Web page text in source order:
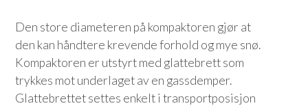
Den store diameteren på kompaktoren gjør at
den kan håndtere krevende forhold og mye snø.
Kompaktoren er utstyrt med glattebrett som
trykkes mot underlaget av en gassdemper.
Glattebrettet settes enkelt i transportposisjon